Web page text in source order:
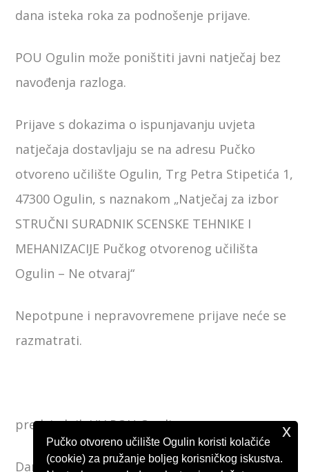
dana isteka roka za podnošenje prijave.
POU Ogulin može poništiti javni natječaj bez
navođenja razloga.
Prijave s dokazima o ispunjavanju uvjeta
natječaja dostavljaju se na adresu Pučko
otvoreno učilište Ogulin, Trg Petra Stipetića 1,
47300 Ogulin, s naznakom „Natječaj za izbor
STRUČNI SURADNIK SCENSKE TEHNIKE I
MEHANIZACIJE Pučkog otvorenog učilišta
Ogulin – Ne otvaraj“
Nepotpune i nepravovremene prijave neće se
razmatrati.
predsjednik UV POU Ogulin
Danko Gerić, dipl. ing. v.r.
Pučko otvoreno učilište Ogulin koristi kolačiće
(cookie) za pružanje boljeg korisničkog iskustva.
x